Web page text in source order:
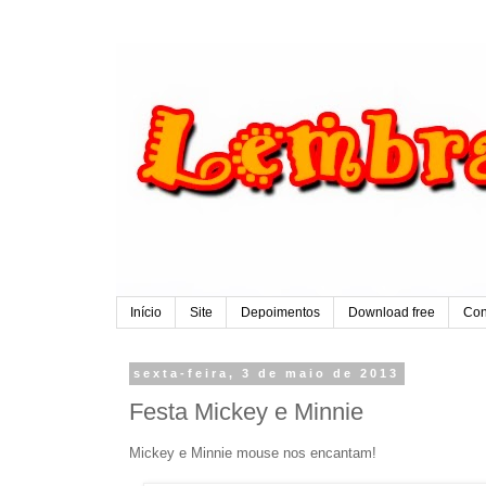
Início Site Depoimentos Download free
sexta-feira, 3 de maio de 2013
Festa Mickey e Minnie
Mickey e Minnie mouse nos encantam!